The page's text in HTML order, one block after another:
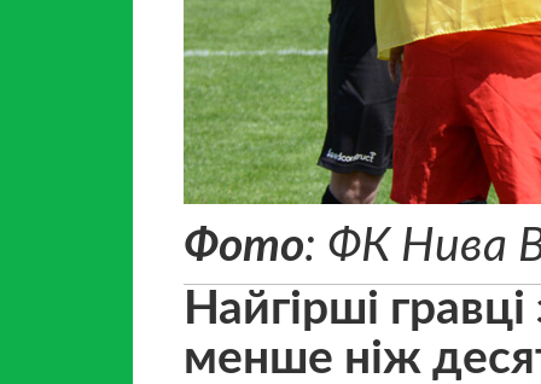
Фото: ФК Нива
Найгірші
менше ніж